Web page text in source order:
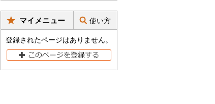
マイメニュー 使い方
登録されたページはありません。